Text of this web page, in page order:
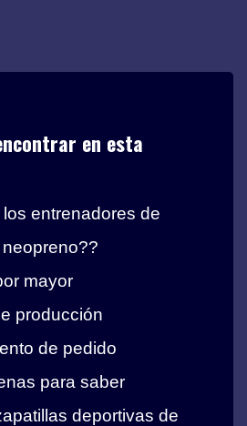
en esta
entrenadores de
mayor
producción
de pedido
para saber
deportivas de